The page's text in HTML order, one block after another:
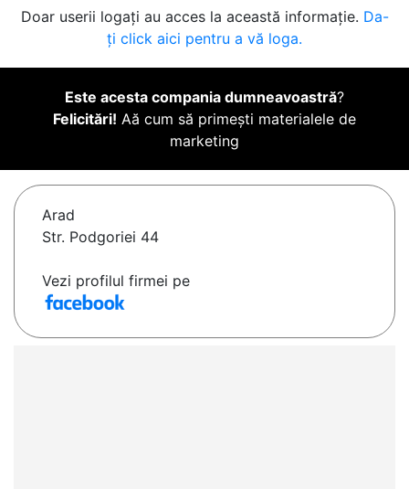
Doar userii logați au acces la această informație. Da-
ți click aici pentru a vă loga.
Este acesta compania dumneavoastră?
Felicitări! Aă cum să primești materialele de
marketing
Arad
Str. Podgoriei 44
Vezi profilul firmei pe